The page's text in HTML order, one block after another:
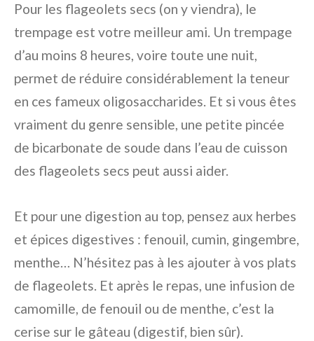
Pour les flageolets secs (on y viendra), le
trempage est votre meilleur ami. Un trempage
d’au moins 8 heures, voire toute une nuit,
permet de réduire considérablement la teneur
en ces fameux oligosaccharides. Et si vous êtes
vraiment du genre sensible, une petite pincée
de bicarbonate de soude dans l’eau de cuisson
des flageolets secs peut aussi aider.
Et pour une digestion au top, pensez aux herbes
et épices digestives : fenouil, cumin, gingembre,
menthe… N’hésitez pas à les ajouter à vos plats
de flageolets. Et après le repas, une infusion de
camomille, de fenouil ou de menthe, c’est la
cerise sur le gâteau (digestif, bien sûr).